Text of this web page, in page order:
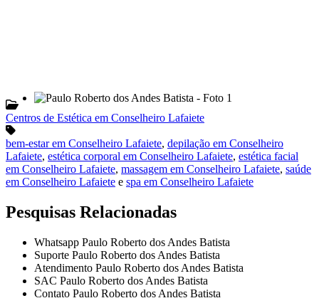
Centros de Estética em Conselheiro Lafaiete
bem-estar em Conselheiro Lafaiete, depilação em Conselheiro
Lafaiete, estética corporal em Conselheiro Lafaiete, estética facial
em Conselheiro Lafaiete, massagem em Conselheiro Lafaiete, saúde
em Conselheiro Lafaiete e spa em Conselheiro Lafaiete
Pesquisas Relacionadas
Whatsapp Paulo Roberto dos Andes Batista
Suporte Paulo Roberto dos Andes Batista
Atendimento Paulo Roberto dos Andes Batista
SAC Paulo Roberto dos Andes Batista
Contato Paulo Roberto dos Andes Batista